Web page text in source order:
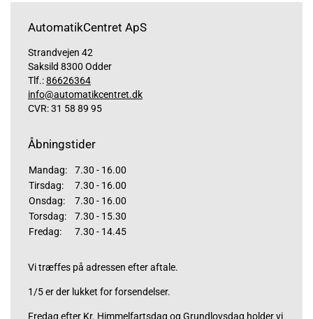
AutomatikCentret ApS
Strandvejen 42
Saksild 8300 Odder
Tlf.:86626364
info@automatikcentret.dk
CVR: 31 58 89 95
Åbningstider
Mandag:
7.30 - 16.00
Tirsdag:
7.30 - 16.00
Onsdag:
7.30 - 16.00
Torsdag:
7.30 - 15.30
Fredag:
7.30 - 14.45
Vi træffes på adressen efter aftale.
1/5 er der lukket for forsendelser.
Fredag efter Kr. Himmelfartsdag og Grundlovsdag holder vi